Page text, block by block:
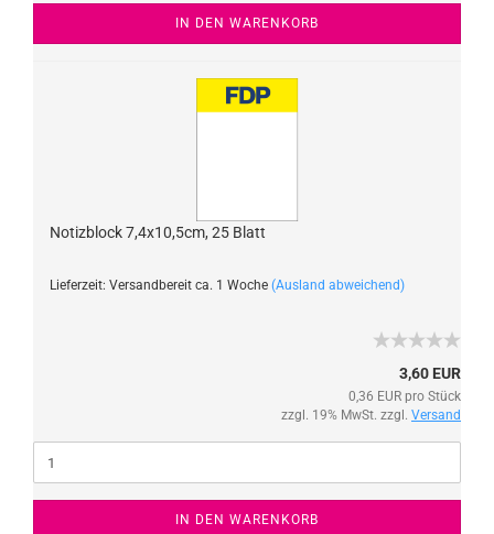
IN DEN WARENKORB
Notizblock 7,4x10,5cm, 25 Blatt
Lieferzeit: Versandbereit ca. 1 Woche (Ausland abweichend)
3,60 EUR
0,36 EUR pro Stück
zzgl. 19% MwSt. zzgl. Versand
IN DEN WARENKORB